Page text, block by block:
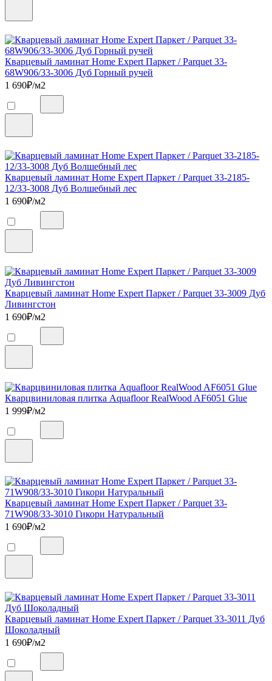
Кварцевый ламинат Home Expert Паркет / Parquet 33-
68W906/33-3006 Дуб Горный ручей
1 690₽/м2
Кварцевый ламинат Home Expert Паркет / Parquet 33-2185-
12/33-3008 Дуб Волшебный лес
1 690₽/м2
Кварцевый ламинат Home Expert Паркет / Parquet 33-3009 Дуб
Ливингстон
1 690₽/м2
Кварцвиниловая плитка Aquafloor RealWood AF6051 Glue
1 999₽/м2
Кварцевый ламинат Home Expert Паркет / Parquet 33-
71W908/33-3010 Гикори Натуральный
1 690₽/м2
Кварцевый ламинат Home Expert Паркет / Parquet 33-3011 Дуб
Шоколадный
1 690₽/м2